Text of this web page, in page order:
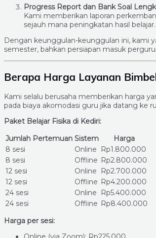
Progress Report dan Bank Soal
Kami memberikan laporan
sejauh mana peningkatan hasil
Dengan keunggulan-keunggulan ini, kami
semester, bahkan persiapan masuk
Berapa Harga Layanan
Kami selalu berusaha memberikan harga
pada biaya akomodasi guru jika datang ke
Paket Belajar Fisika di Kediri:
Jumlah Pertemuan Sistem
Harga
8 sesi
Online
Rp1.800.000
8 sesi
Offline Rp2.800.000
12 sesi
Online
Rp2.700.000
12 sesi
Offline Rp4.200.000
24 sesi
Online
Rp5.400.000
24 sesi
Offline Rp8.400.000
Harga per sesi: